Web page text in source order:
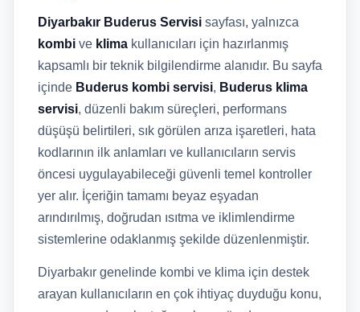
Diyarbakır Buderus Servisi sayfası, yalnızca
kombi ve klima kullanıcıları için hazırlanmış
kapsamlı bir teknik bilgilendirme alanıdır. Bu sayfa
içinde Buderus kombi servisi, Buderus klima
servisi, düzenli bakım süreçleri, performans
düşüşü belirtileri, sık görülen arıza işaretleri, hata
kodlarının ilk anlamları ve kullanıcıların servis
öncesi uygulayabileceği güvenli temel kontroller
yer alır. İçeriğin tamamı beyaz eşyadan
arındırılmış, doğrudan ısıtma ve iklimlendirme
sistemlerine odaklanmış şekilde düzenlenmiştir.
Diyarbakır genelinde kombi ve klima için destek
arayan kullanıcıların en çok ihtiyaç duyduğu konu,